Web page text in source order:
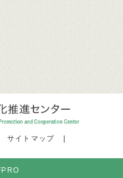
サイトマップ